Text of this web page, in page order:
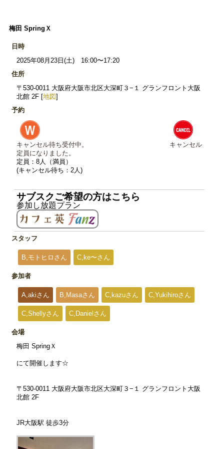
梅田 SpringＸ
日時
2025年08月23日(土) 16:00〜17:20
住所
〒530-0011 大阪府大阪市北区大深町３−１ グランフロント大阪
北館 2F [地図]
予約
キャンセル待ち受付中。
定員になりました。
定員：8人（満員）
(キャンセル待ち：2人)
キャンセル
サブスクご希望の方はこちら
参加し放題プラン
スタッフ
B,モトヒロさん C,ke〜さん
参加者
A,akiさん B,Masaさん C,kazuさん C,Yukihiroさん
C,Shellyさん C,Danielさん
会場
梅田 SpringＸ
にて開催します☆
〒530-0011 大阪府大阪市北区大深町３−１ グランフロント大阪
北館 2F
JR大阪駅 徒歩3分